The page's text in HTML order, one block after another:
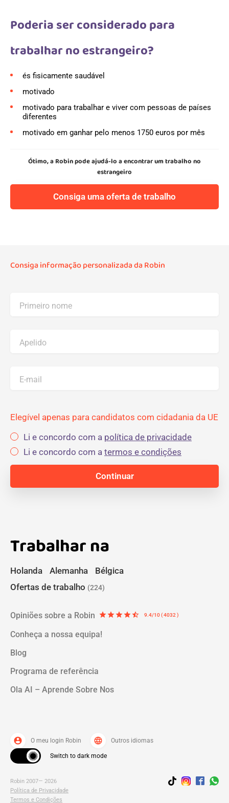
Poderia ser considerado para
trabalhar no estrangeiro?
és fisicamente saudável
motivado
motivado para trabalhar e viver com pessoas de países
diferentes
motivado em ganhar pelo menos 1750 euros por mês
Ótimo, a Robin pode ajudá-lo a encontrar um trabalho no
estrangeiro
Consiga uma oferta de trabalho
Consiga informação personalizada da Robin
Primeiro nome
Apelido
E-mail
Elegível apenas para candidatos com cidadania da UE
Li e concordo com a política de privacidade
Li e concordo com a termos e condições
Trabalhar na
Holanda Alemanha
Bélgica
Ofertas de trabalho (224)
Opiniões sobre a Robin starstarstarstarstar_half 9.4/10 ( 4032 )
Conheça a nossa equipa!
Blog
Programa de referência
Ola AI – Aprende Sobre Nos
account_circle O meu login Robin language Outros idiomas
Switch to dark mode
Robin 2007— 2026
Política de Privacidade
Termos e Condições